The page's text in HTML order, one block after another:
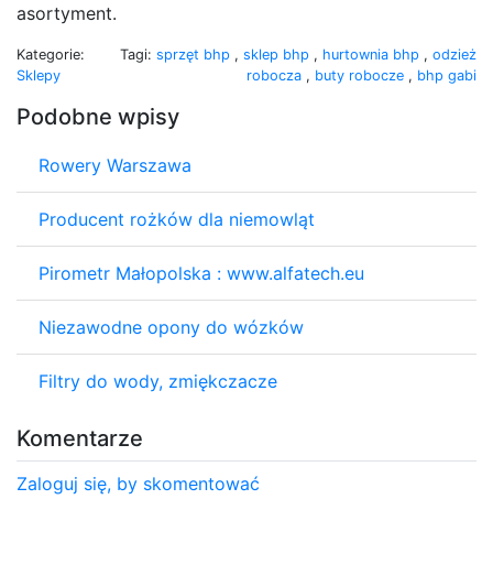
asortyment.
Kategorie:
Sklepy
Tagi: sprzęt bhp , sklep bhp , hurtownia bhp , odzież
robocza , buty robocze , bhp gabi
Podobne wpisy
Rowery Warszawa
Producent rożków dla niemowląt
Pirometr Małopolska : www.alfatech.eu
Niezawodne opony do wózków
Filtry do wody, zmiękczacze
Komentarze
Zaloguj się, by skomentować